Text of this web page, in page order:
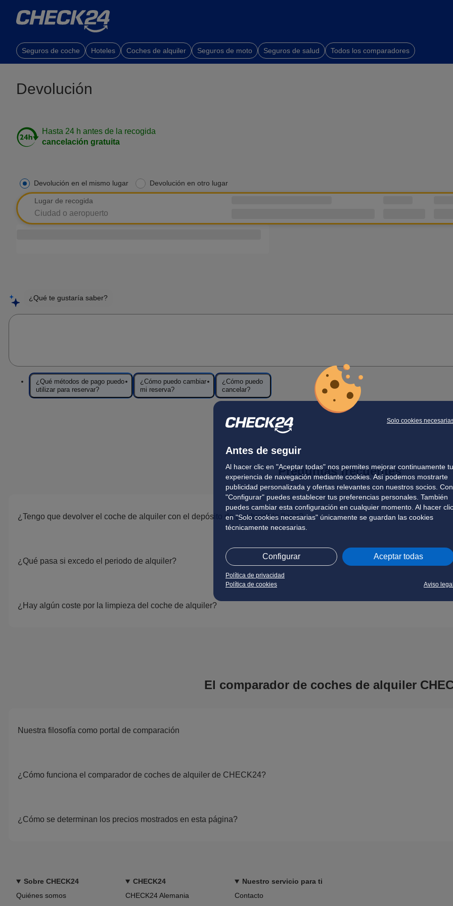
Solo cookies
Antes de seguir
Al hacer clic en "Aceptar todas" nos permites mejorar continuamente tu
experiencia de navegación mediante cookies. Así podemos mostrarte
publicidad personalizada y ofertas relevantes con nuestros socios. Con
"Configurar" puedes establecer tus preferencias personales. También
puedes cambiar esta configuración en cualquier momento. Al hacer clic
en "Solo cookies necesarias" únicamente se guardan las cookies
técnicamente necesarias.
Configurar Aceptar todas
Política de privacidad
Política de cookies
Aviso
Seguros de coche Hoteles Coches de alquiler Seguros de moto Seguros de salud Todos los comparadores
Devolución
Hasta 24 h antes de la recogida
cancelación gratuita
Devolución en el mismo lugar Devolución en otro lugar
Lugar de recogida
¿Qué te gustaría saber?
¿Qué métodos de pago puedo
utilizar para reservar?
¿Cómo puedo cambiar
mi reserva?
¿Cómo puedo
cancelar?
Preguntas frecuentes
¿Tengo que devolver el coche de alquiler con el depósito de combustible lleno?
¿Qué pasa si excedo el periodo de alquiler?
¿Hay algún coste por la limpieza del coche de alquiler?
El comparador de coches de alquiler
Nuestra filosofía como portal de comparación
¿Cómo funciona el comparador de coches de alquiler de CHECK24?
¿Cómo se determinan los precios mostrados en esta página?
Sobre CHECK24
Quiénes somos
CHECK24
CHECK24 Alemania
Nuestro servicio para ti
Contacto